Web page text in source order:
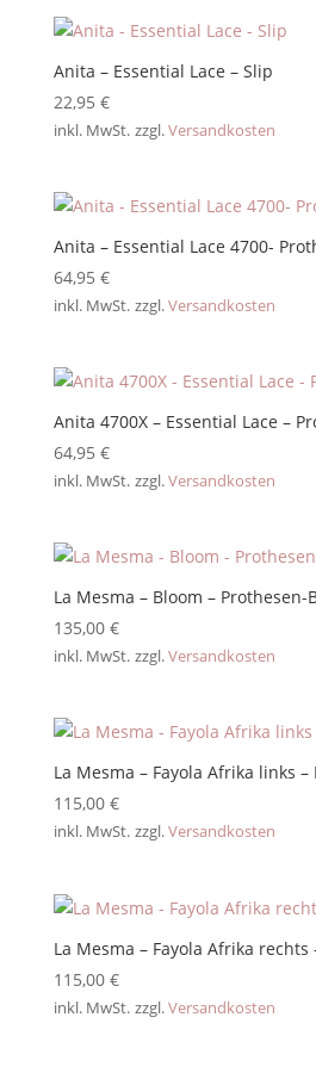
Anita – Essential Lace – Slip
22,95 €
inkl. MwSt. zzgl.Versandkosten
Anita – Essential Lace 4700-
64,95 €
inkl. MwSt. zzgl.Versandkosten
Anita 4700X – Essential Lace –
64,95 €
inkl. MwSt. zzgl.Versandkosten
La Mesma – Bloom – Prothesen-
135,00 €
inkl. MwSt. zzgl.Versandkosten
La Mesma – Fayola Afrika links
115,00 €
inkl. MwSt. zzgl.Versandkosten
La Mesma – Fayola Afrika
115,00 €
inkl. MwSt. zzgl.Versandkosten